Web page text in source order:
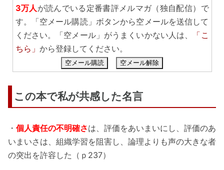
3万人 が読んでいる定番書評メルマガ（独自配信）で
す。「空メール購読」ボタンから空メールを送信して
ください。「空メール」がうまくいかない人は、
「こ
ちら」 から登録してください。
空メール購読 空メール解除
この本で私が共感した名言
・ 個人責任の不明確さは、評価をあいまいにし、評価のあ
いまいさは、組織学習を阻害し、論理よりも声の大きな者
の突出を許容した（ｐ237）